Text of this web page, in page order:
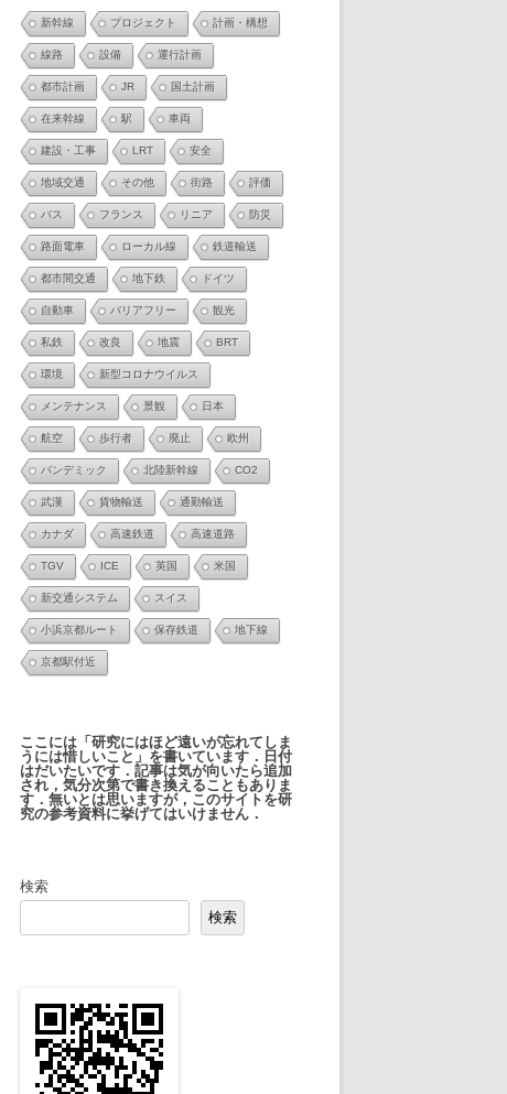
新幹線 プロジェクト 計画・構想
線路 設備 運行計画
都市計画 JR 国土計画
在来幹線 駅 車両
建設・工事 LRT 安全
地域交通 その他 街路 評価
バス フランス リニア 防災
路面電車 ローカル線 鉄道輸送
都市間交通 地下鉄 ドイツ
自動車 バリアフリー 観光
私鉄 改良 地震 BRT
環境 新型コロナウイルス
メンテナンス 景観 日本
航空 歩行者 廃止 欧州
パンデミック 北陸新幹線 CO2
武漢 貨物輸送 通勤輸送
カナダ 高速鉄道 高速道路
TGV ICE 英国 米国
新交通システム スイス
小浜京都ルート 保存鉄道 地下線
京都駅付近
ここには「研究にはほど遠いが忘れてしま
うには惜しいこと」を書いています．日付
はだいたいです．記事は気が向いたら追加
され，気分次第で書き換えることもありま
す．無いとは思いますが，このサイトを研
究の参考資料に挙げてはいけません．
検索
検索